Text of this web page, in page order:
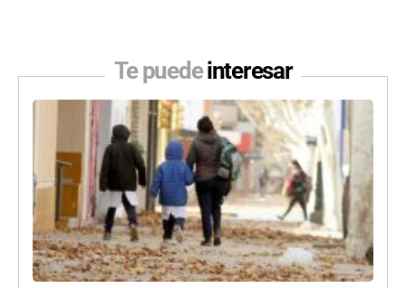
Te puedeinteresar